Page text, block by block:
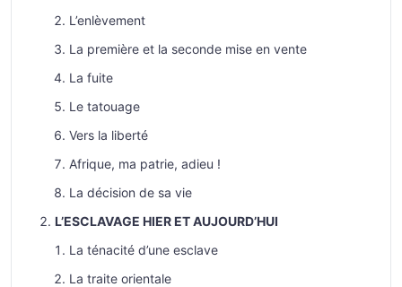
L’enlèvement
La première et la seconde mise en vente
La fuite
Le tatouage
Vers la liberté
Afrique, ma patrie, adieu !
La décision de sa vie
L’ESCLAVAGE HIER ET AUJOURD’HUI
La ténacité d’une esclave
La traite orientale